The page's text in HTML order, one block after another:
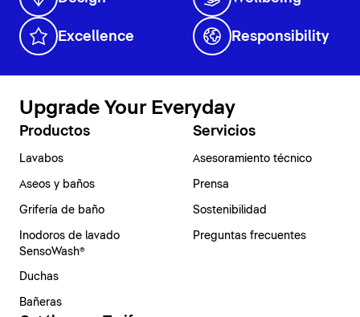
Excellence Responsibility
Upgrade Your Everyday
Productos
Lavabos
Aseos y baños
Grifería de baño
Inodoros de lavado
SensoWash®
Duchas
Bañeras
Servicios
Asesoramiento técnico
Prensa
Sostenibilidad
Preguntas frecuentes